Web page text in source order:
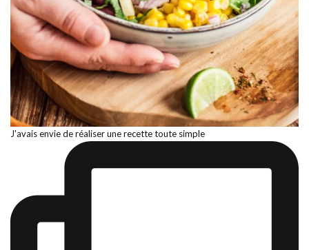
J'avais envie de réaliser une recette toute simple